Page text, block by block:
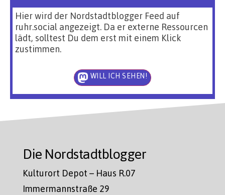
Hier wird der Nordstadtblogger Feed auf
ruhr.social angezeigt. Da er externe Ressourcen
lädt, solltest Du dem erst mit einem Klick
zustimmen.
WILL ICH SEHEN!
Die Nordstadtblogger
Kulturort Depot – Haus R.07
Immermannstraße 29